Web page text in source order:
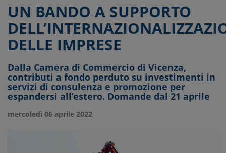
UN BANDO A SUPPORTO
DELLE IMPRESE
Dalla Camera di Commercio di Vicenza,
contributi a fondo perduto su investimenti in
servizi di consulenza e promozione per
espandersi all’estero. Domande dal 21 aprile
mercoledì 06 aprile 2022